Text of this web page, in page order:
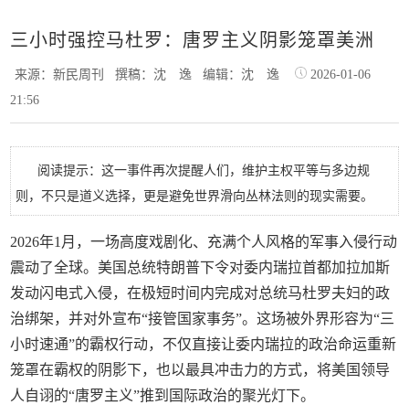
三小时强控马杜罗：唐罗主义阴影笼罩美洲
来源：新民周刊撰稿：沈 逸 编辑：沈 逸
2026-01-06
21:56
阅读提示：这一事件再次提醒人们，维护主权平等与多边规
则，不只是道义选择，更是避免世界滑向丛林法则的现实需要。
2026年1月，一场高度戏剧化、充满个人风格的军事入侵行动
震动了全球。美国总统特朗普下令对委内瑞拉首都加拉加斯
发动闪电式入侵，在极短时间内完成对总统马杜罗夫妇的政
治绑架，并对外宣布“接管国家事务”。这场被外界形容为“三
小时速通”的霸权行动，不仅直接让委内瑞拉的政治命运重新
笼罩在霸权的阴影下，也以最具冲击力的方式，将美国领导
人自诩的“唐罗主义”推到国际政治的聚光灯下。